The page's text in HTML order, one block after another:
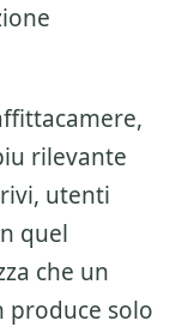
rilevante
utenti
quel
che un
produce solo